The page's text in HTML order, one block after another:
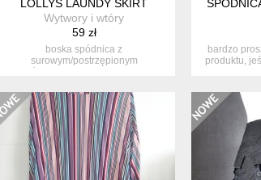
LOLLYS LAUNDY SKIRT
Wytwory i wtóry
59 zł
boska spódnica z
surowym/postrzępionym
wykończeniem. marka lollys laun...
bardzo
produktu,